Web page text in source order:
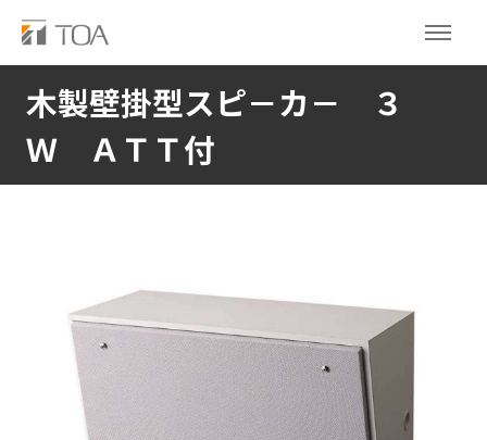
木製壁掛型スピ－カ－ ３
Ｗ ＡＴＴ付